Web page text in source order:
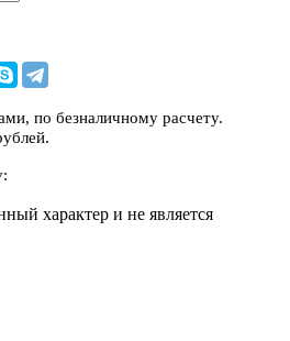
по безналичному расчету.
характер и не является